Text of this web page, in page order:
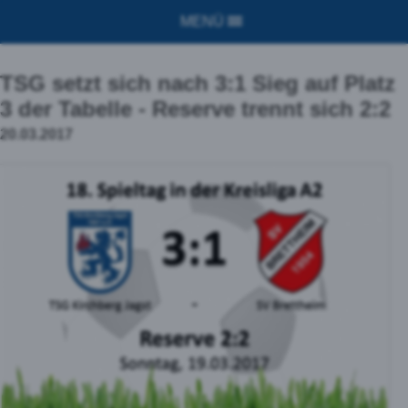
MENÜ
TSG setzt sich nach 3:1 Sieg auf Platz
3 der Tabelle - Reserve trennt sich 2:2
20.03.2017